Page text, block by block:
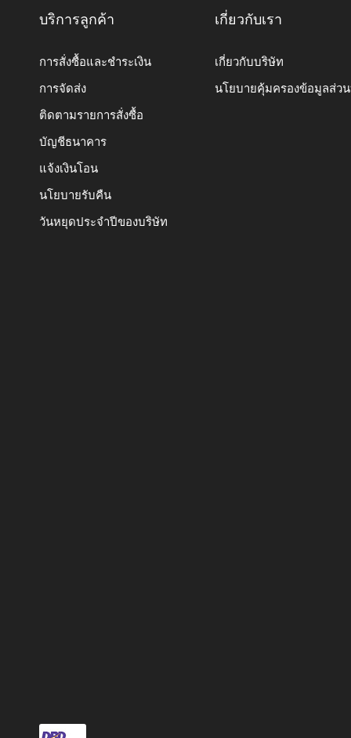
บริการลูกค้า
การสั่งซื้อและชำระเงิน
การจัดส่ง
ติดตามรายการสั่งซื้อ
บัญชีธนาคาร
แจ้งเงินโอน
นโยบายรับคืน
วันหยุดประจำปีของบริษัท
เกี่ยวกับเรา
เกี่ยวกับบริษัท
นโยบายคุ้มครองข้อมูลส่ว